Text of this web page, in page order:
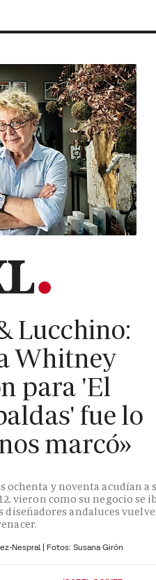
Lucchino:
Whitney
para 'El
fue lo
marcó»
ochenta y noventa acudían a
vieron como su negocio se
diseñadores andaluces
Nespral | Fotos: Susana Girón